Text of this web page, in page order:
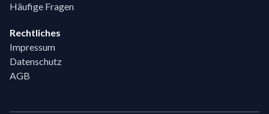
Häufige Fragen
Rechtliches
Impressum
Datenschutz
AGB